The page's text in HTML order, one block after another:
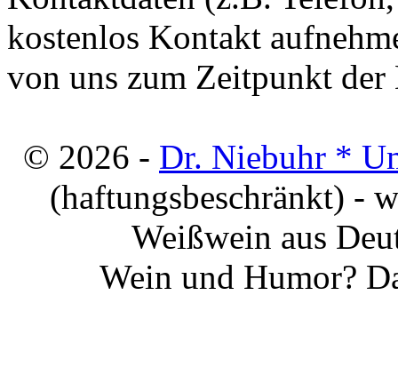
kostenlos Kontakt
von uns zum Zeitpunkt
© 2026 - Dr. Niebuhr *
(haftungsbeschränkt) -
Weißwein aus
Wein und Humor?